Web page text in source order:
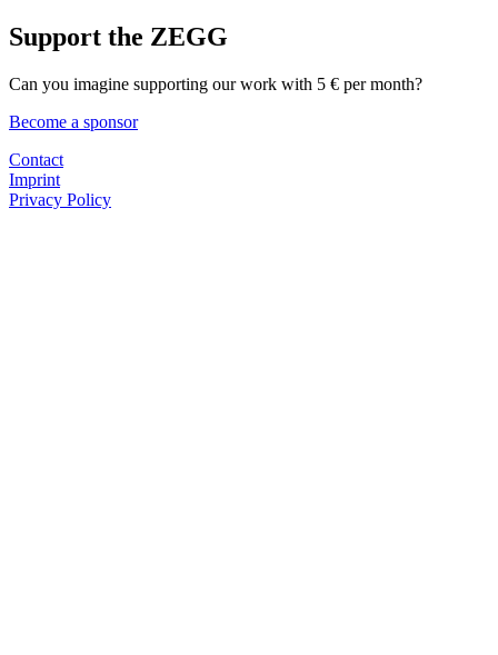
Support the ZEGG
Can you imagine supporting our work with 5 € per month?
Become a sponsor
Contact
Imprint
Privacy Policy